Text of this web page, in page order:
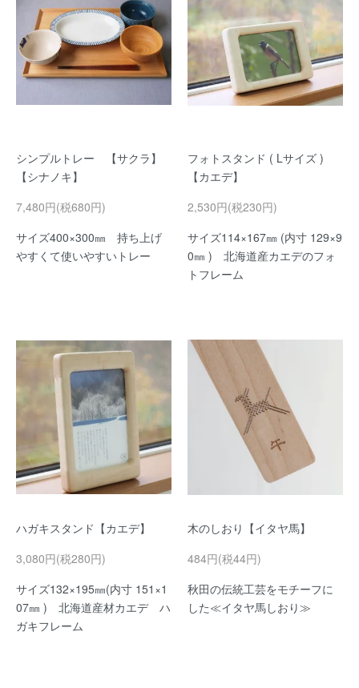
シンプルトレー 【サクラ】
【シナノキ】
7,480円(税680円)
サイズ400×300㎜ 持ち上げ
やすくて使いやすいトレー
フォトスタンド ( Lサイズ )
【カエデ】
2,530円(税230円)
サイズ114×167㎜ (内寸 129×9
0㎜ ) 北海道産カエデのフォ
トフレーム
ハガキスタンド【カエデ】
3,080円(税280円)
サイズ132×195㎜(内寸 151×1
07㎜ ) 北海道産材カエデ ハ
ガキフレーム
木のしおり【イタヤ馬】
484円(税44円)
秋田の伝統工芸をモチーフに
した≪イタヤ馬しおり≫